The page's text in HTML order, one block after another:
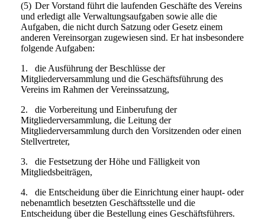
(5) Der Vorstand führt die laufenden Geschäfte des Vereins
und erledigt alle Verwaltungsaufgaben sowie alle die
Aufgaben, die nicht durch Satzung oder Gesetz einem
anderen Vereinsorgan zugewiesen sind. Er hat insbesondere
folgende Aufgaben:
1.
die Ausführung der Beschlüsse der
Mitgliederversammlung und die Geschäftsführung des
Vereins im Rahmen der Vereinssatzung,
2.
die Vorbereitung und Einberufung der
Mitgliederversammlung, die Leitung der
Mitgliederversammlung durch den Vorsitzenden oder einen
Stellvertreter,
3.
die Festsetzung der Höhe und Fälligkeit von
Mitgliedsbeiträgen,
4.
die Entscheidung über die Einrichtung einer haupt- oder
nebenamtlich besetzten Geschäftsstelle und die
Entscheidung über die Bestellung eines Geschäftsführers.